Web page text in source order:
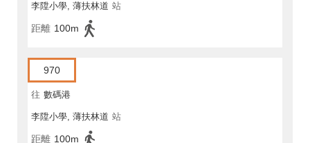
李陞小學, 薄扶林道 站
距離 100m
970
往 數碼港
李陞小學, 薄扶林道 站
距離 100m